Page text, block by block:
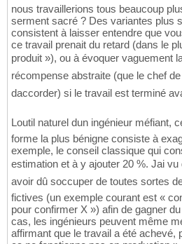
nous travaillerions tous beaucoup
serment sacré ? Des variantes plus
consistent à laisser entendre que
ce travail prenait du retard (dans le
produit »), ou à évoquer vaguement
récompense abstraite (que le chef de
daccorder) si le travail est terminé
Loutil naturel dun ingénieur
forme la plus bénigne consiste à
exemple, le conseil classique qui
estimation et à y ajouter 20 %. Jai
avoir dû soccuper de toutes sortes
fictives (un exemple courant est «
pour confirmer X ») afin de gagner
cas, les ingénieurs peuvent même
affirmant que le travail a été achevé,